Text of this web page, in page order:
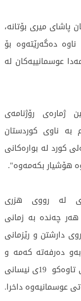
پاشای میری بۆتانە،
دەگەرێتەوە بۆ
عوسمانییەكان لە
ژمارەی رۆژنامەی
بە ناوی كوردستان
كورد لە بوارەكانی
هۆشیار بكەمەوە".
لە رووی هزری
چەندە بە زمانی
دارشتن و رێزمانی
بەو دەرفەتە كەمە و
سەرباری فشارەكانی دەوڵەتی عوسمانی تاوەکو 19ی نیسانی